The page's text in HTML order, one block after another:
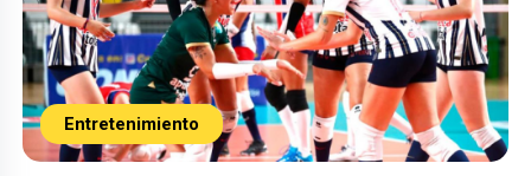
Entretenimiento